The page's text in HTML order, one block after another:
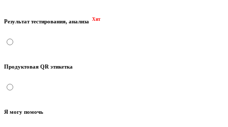
Результат тестирования, анализа Хит
Продуктовая QR этикетка
Я могу помочь